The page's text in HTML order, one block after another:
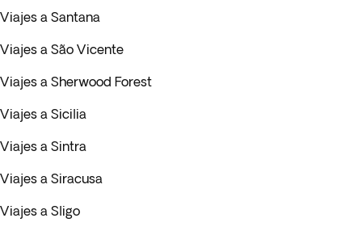
Viajes a Santana
Viajes a São Vicente
Viajes a Sherwood Forest
Viajes a Sicilia
Viajes a Sintra
Viajes a Siracusa
Viajes a Sligo